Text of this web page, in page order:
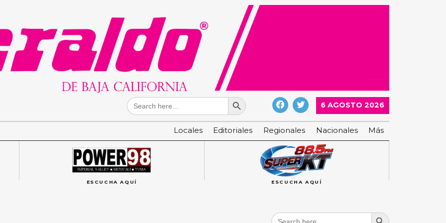
Search
for:
Search Button
6 AGOSTO 2026
Locales Editoriales Regionales Nacionales Más
ESCUCHA AQUÍ ESCUCHA AQUÍ
Search
Search Button